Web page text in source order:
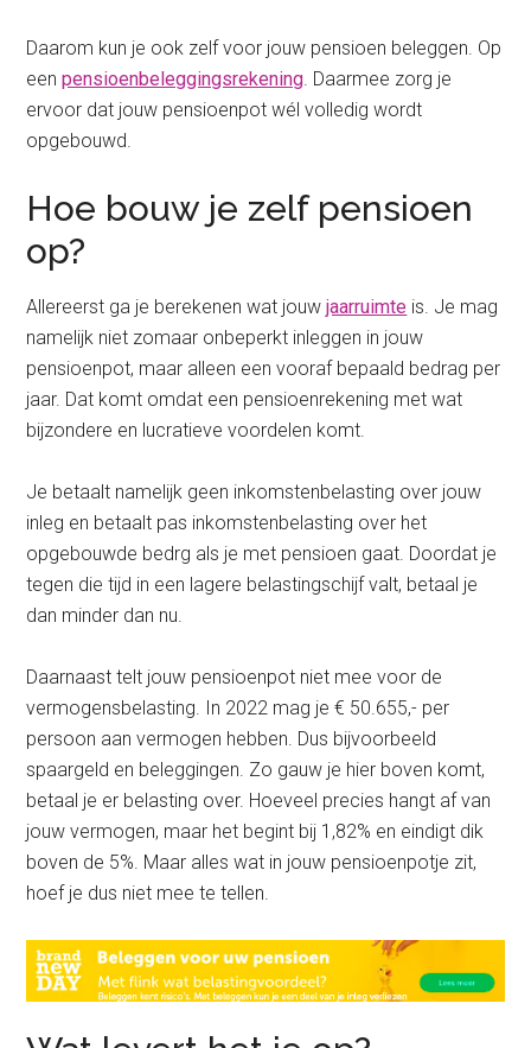
Daarom kun je ook zelf voor jouw pensioen beleggen. Op
eenpensioenbeleggingsrekening. Daarmee zorg je
ervoor dat jouw pensioenpot wél volledig wordt
opgebouwd.
Hoe bouw je zelf pensioen
op?
Allereerst ga je berekenen wat jouwjaarruimte is. Je mag
namelijk niet zomaar onbeperkt inleggen in jouw
pensioenpot, maar alleen een vooraf bepaald bedrag per
jaar. Dat komt omdat een pensioenrekening met wat
bijzondere en lucratieve voordelen komt.
Je betaalt namelijk geen inkomstenbelasting over jouw
inleg en betaalt pas inkomstenbelasting over het
opgebouwde bedrg als je met pensioen gaat. Doordat je
tegen die tijd in een lagere belastingschijf valt, betaal je
dan minder dan nu.
Daarnaast telt jouw pensioenpot niet mee voor de
vermogensbelasting. In 2022 mag je € 50.655,- per
persoon aan vermogen hebben. Dus bijvoorbeeld
spaargeld en beleggingen. Zo gauw je hier boven komt,
betaal je er belasting over. Hoeveel precies hangt af van
jouw vermogen, maar het begint bij 1,82% en eindigt dik
boven de 5%. Maar alles wat in jouw pensioenpotje zit,
hoef je dus niet mee te tellen.